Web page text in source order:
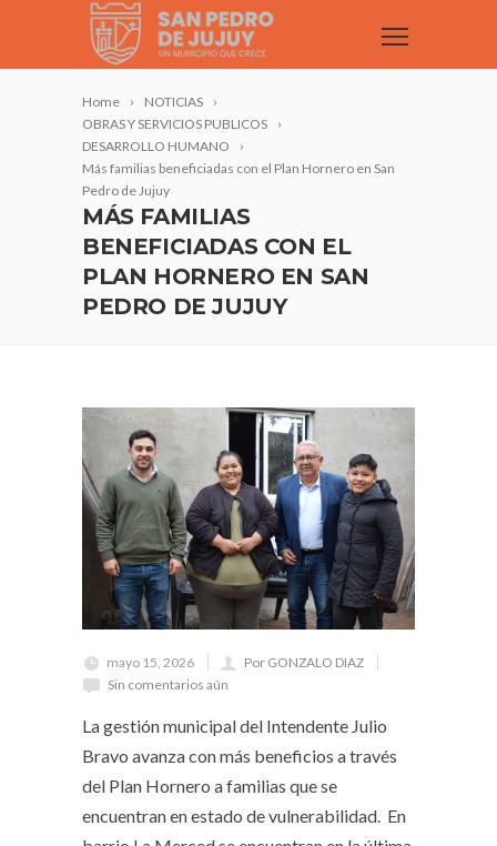
Home
NOTICIAS
OBRAS Y SERVICIOS PUBLICOS
DESARROLLO HUMANO
Más familias beneficiadas con el Plan Hornero en San
Pedro de Jujuy
MÁS FAMILIAS
BENEFICIADAS CON EL
PLAN HORNERO EN SAN
PEDRO DE JUJUY
mayo 15, 2026
Por GONZALO DIAZ
Sin comentarios aún
La gestión municipal del Intendente Julio
Bravo avanza con más beneficios a través
del Plan Hornero a familias que se
encuentran en estado de vulnerabilidad. En